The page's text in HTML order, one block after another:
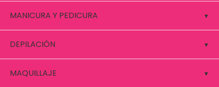
MANICURA Y PEDICURA
DEPILACIÓN
MAQUILLAJE